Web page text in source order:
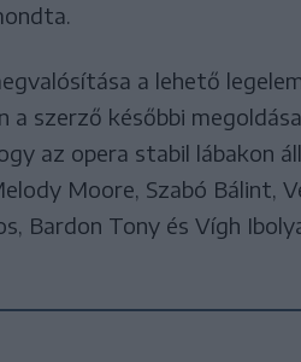
a lehető
a szerző későbbi
az opera stabil lábakon
Moore, Szabó Bálint,
Bardon Tony és Vígh